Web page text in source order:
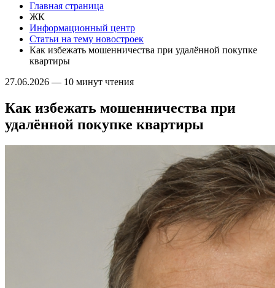
Главная страница
ЖК
Информационный центр
Статьи на тему новостроек
Как избежать мошенничества при удалённой покупке
квартиры
27.06.2026 — 10 минут чтения
Как избежать мошенничества при
удалённой покупке квартиры